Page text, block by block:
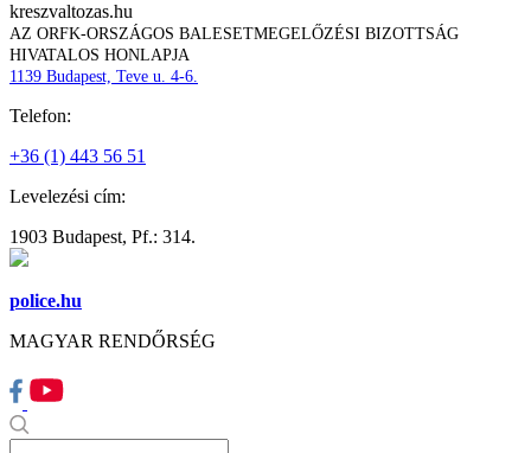
kreszvaltozas.hu
AZ ORFK-ORSZÁGOS BALESETMEGELŐZÉSI BIZOTTSÁG
HIVATALOS HONLAPJA
1139 Budapest, Teve u. 4-6.
Telefon:
+36 (1) 443 56 51
Levelezési cím:
1903 Budapest, Pf.: 314.
police.hu
MAGYAR RENDŐRSÉG